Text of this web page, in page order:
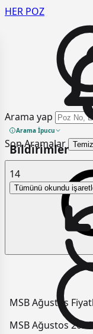
HER POZ
Arama yap
Arama İpucu
Son Aramalar
Bildirimler
14
Tümünü okundu
MSB Ağustos
MSB Ağustos